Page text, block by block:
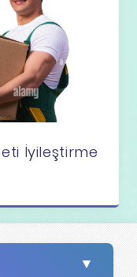
İyileştirme